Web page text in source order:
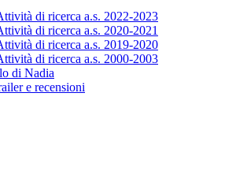
di ricerca a.s. 2022-2023
di ricerca a.s. 2020-2021
di ricerca a.s. 2019-2020
di ricerca a.s. 2000-2003
di Nadia
e recensioni